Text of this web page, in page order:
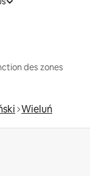
des zones
Wieluń